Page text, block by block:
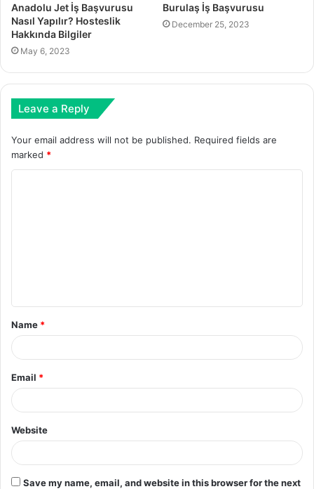
Anadolu Jet İş Başvurusu
Nasıl Yapılır? Hosteslik
Hakkında Bilgiler
May 6, 2023
Burulaş İş Başvurusu
December 25, 2023
Leave a Reply
Your email address will not be published. Required fields are
marked *
Name *
Email *
Website
Save my name, email, and website in this browser for the next